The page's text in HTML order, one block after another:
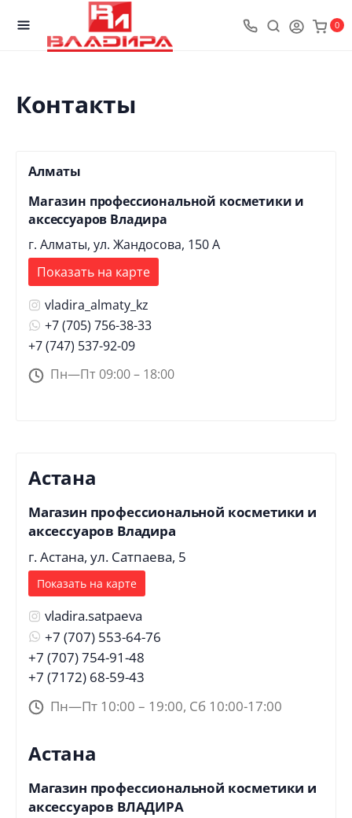
0
Контакты
Алматы
Магазин профессиональной косметики и
аксессуаров Владира
г. Алматы, ул. Жандосова, 150 А
Показать на карте
vladira_almaty_kz
+7 (705) 756-38-33
+7 (747) 537-92-09
Пн—Пт 09:00 – 18:00
Астана
Магазин профессиональной косметики и
аксессуаров Владира
г. Астана, ул. Сатпаева, 5
Показать на карте
vladira.satpaeva
+7 (707) 553-64-76
+7 (707) 754-91-48
+7 (7172) 68-59-43
Пн—Пт 10:00 – 19:00, Сб 10:00-17:00
Астана
Магазин профессиональной косметики и
аксессуаров ВЛАДИРА